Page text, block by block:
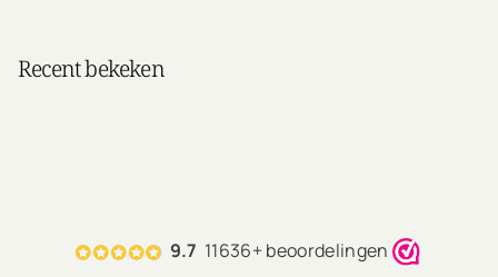
Recent bekeken
9.7 11636+ beoordelingen